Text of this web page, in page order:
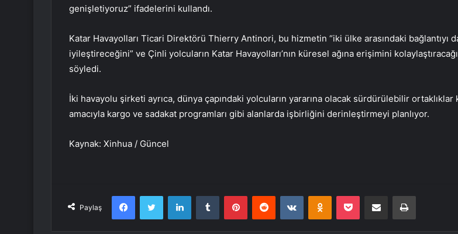
genişletiyoruz” ifadelerini kullandı.
Katar Havayolları Ticari Direktörü Thierry Antinori, bu hizmetin “iki ülke arasındaki bağlantıyı
iyileştireceğini” ve Çinli yolcuların Katar Havayolları’nın küresel ağına erişimini
söyledi.
İki havayolu şirketi ayrıca, dünya çapındaki yolcuların yararına olacak sürdürülebilir ortaklıklar
amacıyla kargo ve sadakat programları gibi alanlarda işbirliğini derinleştirmeyi planlıyor.
Kaynak: Xinhua / Güncel
Paylaş
FacebookTwitter LinkedInTumblr PinterestReddit VKontakteOdnoklassniki
Pocket E-Posta ile paylaş Yazdır